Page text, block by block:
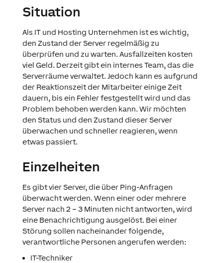
Situation
Als IT und Hosting Unternehmen ist es wichtig,
den Zustand der Server regelmäßig zu
überprüfen und zu warten. Ausfallzeiten kosten
viel Geld. Derzeit gibt ein internes Team, das die
Serverräume verwaltet. Jedoch kann es aufgrund
der Reaktionszeit der Mitarbeiter einige Zeit
dauern, bis ein Fehler festgestellt wird und das
Problem behoben werden kann. Wir möchten
den Status und den Zustand dieser Server
überwachen und schneller reagieren, wenn
etwas passiert.
Einzelheiten
Es gibt vier Server, die über Ping-Anfragen
überwacht werden. Wenn einer oder mehrere
Server nach 2 – 3 Minuten nicht antworten, wird
eine Benachrichtigung ausgelöst. Bei einer
Störung sollen nacheinander folgende,
verantwortliche Personen angerufen werden:
IT-Techniker